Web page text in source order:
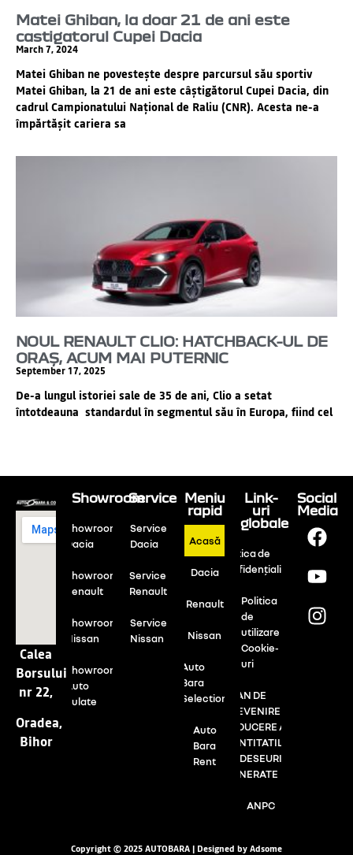
Matei Ghiban, la doar 21 de ani este
castigatorul Cupei Dacia​
March 7, 2024
Matei Ghiban ne povestește despre parcursul său sportiv
Matei Ghiban, la 21 de ani este câștigătorul Cupei Dacia, din
cadrul Campionatului Național de Raliu (CNR). Acesta ne-a
împărtășit cariera sa
NOUL RENAULT CLIO: HATCHBACK-UL DE
ORAȘ, ACUM MAI PUTERNIC
September 17, 2025
De-a lungul istoriei sale de 35 de ani, Clio a setat
întotdeauna standardul în segmentul său în Europa, fiind cel
Calea
Borsului
nr 22,
Oradea,
Bihor
Showroom
Showroom
Dacia
Showroom
Renault
Showroom
Nissan
Showroom
Auto
Rulate
Service
Service
Dacia
Service
Renault
Service
Nissan
Meniu
rapid
Acasă
Dacia
Renault
Nissan
Auto
Bara
Selection
Auto
Bara
Rent
Link-
uri
globale
Politica de
confidențialitate
Politica
de
utilizare
Cookie-
uri
PLAN DE
PREVENIRE SI
REDUCERE A
CANTITATILOR
DE DESEURI
GENERATE
ANPC
Social
Media
Copyright © 2025 AUTOBARA | Designed by Adsome